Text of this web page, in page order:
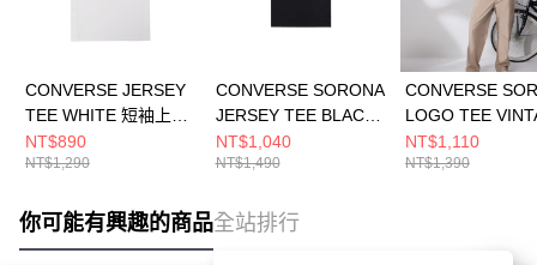
CONVERSE JERSEY
TEE WHITE 短袖上衣
男 白色 MCH689-001
NT$890
NT$1,290
CONVERSE SORONA
JERSEY TEE BLACK
男 短袖上衣 MCH600-
023
NT$1,040
NT$1,490
CONVERSE
LOGO TEE
WHITE 男女 短
UCJ782-W70
NT$1,110
NT$1,390
你可能有興趣的商品全站排行